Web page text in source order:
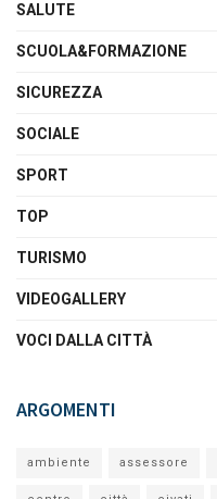
SALUTE
SCUOLA&FORMAZIONE
SICUREZZA
SOCIALE
SPORT
TOP
TURISMO
VIDEOGALLERY
VOCI DALLA CITTÀ
ARGOMENTI
ambiente assessore